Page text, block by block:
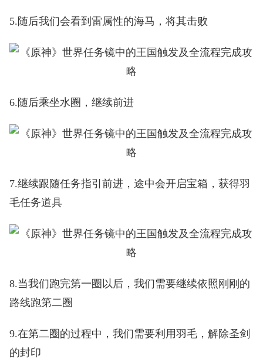
5.随后我们会看到雷属性的海马，将其击败
6.随后乘坐水圈，继续前进
7.继续跟随任务指引前进，途中会开启宝箱，获得羽
毛任务道具
8.当我们跑完第一圈以后，我们需要继续依照刚刚的
路线跑第二圈
9.在第二圈的过程中，我们需要利用羽毛，解除圣剑
的封印